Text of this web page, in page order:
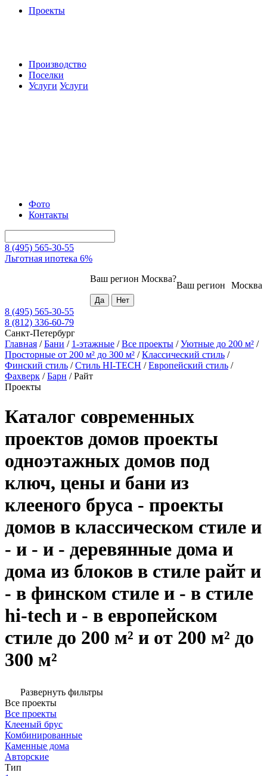
Проекты
Производство
Поселки
Услуги Услуги
Фото
Контакты
8 (495) 565-30-55
Льготная ипотека 6%
Москва
Ваш регион
Ваш регион Москва?
8 (495) 565-30-55
8 (812) 336-60-79
Санкт-Петербург
Главная /Бани / 1-этажные /Все проекты /Уютные до 200 м² /
Просторные от 200 м² до 300 м² /Классический стиль /
Финский стиль /Стиль HI-TECH /Европейский стиль /
Фахверк /Барн /Райт
Проекты
Каталог современных
проектов домов проекты
одноэтажных домов под
ключ, цены и бани из
клееного бруса - проекты
домов в классическом стиле и
- и - и - деревянные дома и
дома из блоков в стиле райт и
- в финском стиле и - в стиле
hi-tech и - в европейском
стиле до 200 м² и от 200 м² до
300 м²
Развернуть фильтры
Все проекты
Все проекты
Клееный брус
Комбинированные
Каменные дома
Авторские
Тип